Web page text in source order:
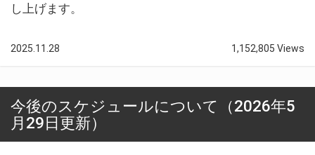
し上げます。
2025.11.28 1,152,805 Views
今後のスケジュールについて（2026年5
月29日更新）